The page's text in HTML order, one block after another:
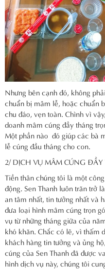
Nhưng bên cạnh đó, không
chuẩn bị mâm lễ, hoặc chuẩn
chu đáo, vẹn toàn. Chình vì
doanh mâm cúng đầy tháng
Một phần nào đó giúp các bà
lễ cúng đầu tháng cho con.
2/ DỊCH VỤ MÂM CÚNG
Tiền thân chúng tôi là một
động. Sen Thanh luôn trăn trở
an tâm nhất, tin tưởng nhất và
đưa loại hình mâm cúng trọn
vụ từ những tháng giữa của
khó khăn. Chắc có lẽ, vì thấm
khách hàng tin tưởng và ủng
cúng của Sen Thanh đã được
hình dịch vụ này, chúng tôi